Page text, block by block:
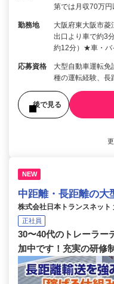
第では月収70万円
勤務地
大阪府東大阪市菱
出口より車で約3
約12分）★車・バ
応募資格
大型自動車運転
種の運転経験、長
後で見る
NEW
中距離・長距離の大
株式会社日本トランスネット
正社員
30〜40代のトレーラ
加中です！充実の研修